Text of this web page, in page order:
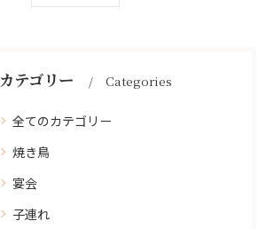
カテゴリー Categories
全てのカテゴリー
焼き鳥
宴会
子連れ